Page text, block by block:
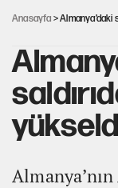
Anasayfa > Almanya’daki